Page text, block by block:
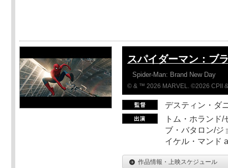
スパイダーマン：ブ
Spider-Man: Brand New Day
© & ™ 2026 MARVEL. ©2026 CPII
デスティン・ダ
トム・ホランド
ブ・バタロン/ジ
イケル・マンド
作品情報・上映スケジュール